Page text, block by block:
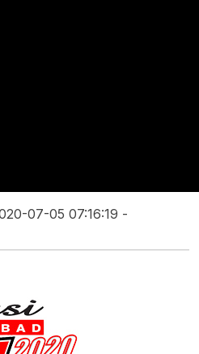
07-05 07:16:19 -